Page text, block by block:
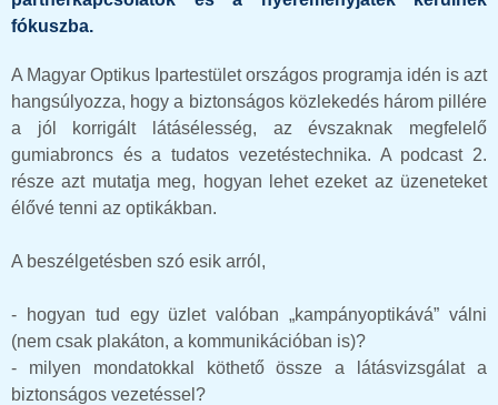
fókuszba.
A Magyar Optikus Ipartestület országos programja idén is azt
hangsúlyozza, hogy a biztonságos közlekedés három pillére
a jól korrigált látásélesség, az évszaknak megfelelő
gumiabroncs és a tudatos vezetéstechnika. A podcast 2.
része azt mutatja meg, hogyan lehet ezeket az üzeneteket
élővé tenni az optikákban.
A beszélgetésben szó esik arról,
- hogyan tud egy üzlet valóban „kampányoptikává” válni
(nem csak plakáton, a kommunikációban is)?
- milyen mondatokkal köthető össze a látásvizsgálat a
biztonságos vezetéssel?